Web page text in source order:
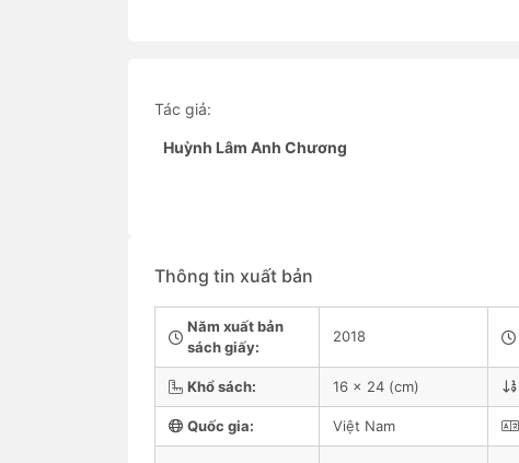
Tác giả:
Huỳnh Lâm Anh Chương
Thông tin xuất bản
Năm xuất bản
sách giấy:
2018
Khổ sách: 16 x 24 (cm)
Quốc gia: Việt Nam